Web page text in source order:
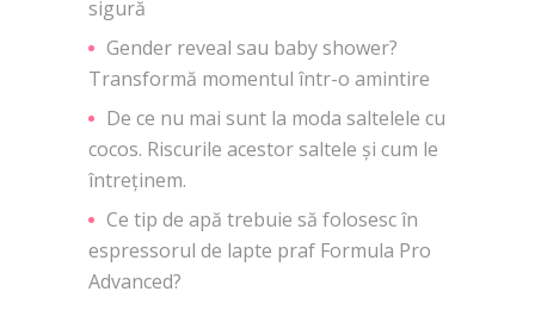
sigură
Gender reveal sau baby shower?
Transformă momentul într-o amintire
De ce nu mai sunt la moda saltelele cu
cocos. Riscurile acestor saltele și cum le
întreținem.
Ce tip de apă trebuie să folosesc în
espressorul de lapte praf Formula Pro
Advanced?